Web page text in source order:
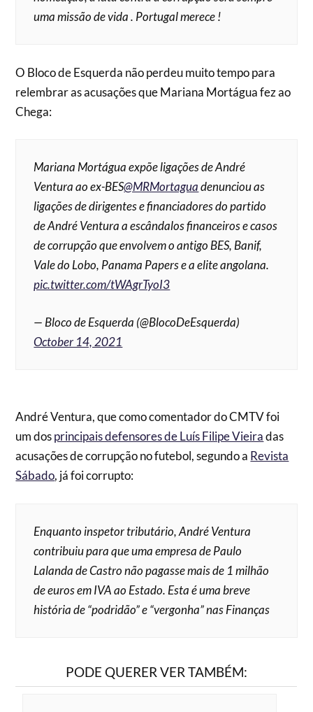
uma missão de vida . Portugal merece !
O Bloco de Esquerda não perdeu muito tempo para
relembrar as acusações que Mariana Mortágua fez ao
Chega:
Mariana Mortágua expõe ligações de André
Ventura ao ex-BES@MRMortaguadenunciou as
ligações de dirigentes e financiadores do partido
de André Ventura a escândalos financeiros e casos
de corrupção que envolvem o antigo BES, Banif,
Vale do Lobo, Panama Papers e a elite angolana.
pic.twitter.com/tWAgrTyoI3
— Bloco de Esquerda (@BlocoDeEsquerda)
October 14, 2021
André Ventura, que como comentador do CMTV foi
um dosprincipais defensores de Luís Filipe Vieiradas
acusações de corrupção no futebol, segundo a Revista
Sábado, já foi corrupto:
Enquanto inspetor tributário, André Ventura
contribuiu para que uma empresa de Paulo
Lalanda de Castro não pagasse mais de 1 milhão
de euros em IVA ao Estado. Esta é uma breve
história de “podridão” e “vergonha” nas Finanças
PODE QUERER VER TAMBÉM: